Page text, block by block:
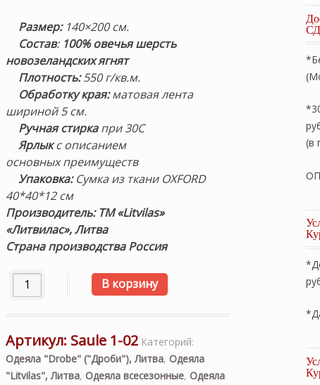
Размер: 140×200 см.
Состав:100% овечья шерсть
новозеландских ягнят
Плотность:550 г/кв.м.
Обработку края:матоваялента
шириной 5 см.
Ручная стиркапри 30С
Ярлыкс описанием
основных преимуществ
Упаковка:Сумка из ткани OXFORD
40*40*12 см
Производитель: ТМ «Litvilas»
«Литвилас», Литва
Страна производства Россия
Количество товара «Saule 1-02» 140×200см.
В корзину
Артикул: Saule 1-02 Категорий:
Одеяла "Drobe" ("Дроби"), Литва, Одеяла
"Litvilas", Литва, Одеяла всесезонные, Одеяла
(в